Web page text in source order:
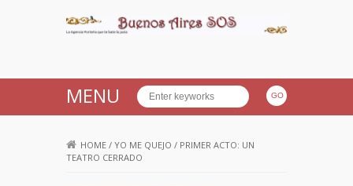
MENU
HOME / YO ME QUEJO / PRIMER ACTO: UN
TEATRO CERRADO